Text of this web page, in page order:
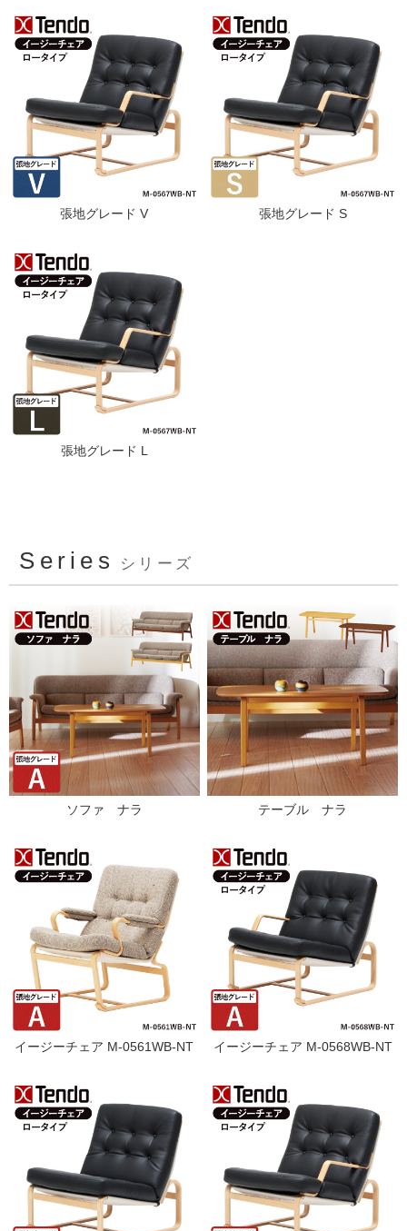
張地グレード V 張地グレード S
張地グレード L
Series シリーズ
ソファ ナラ テーブル ナラ
イージーチェア M-0561WB-NT イージーチェア M-0568WB-NT